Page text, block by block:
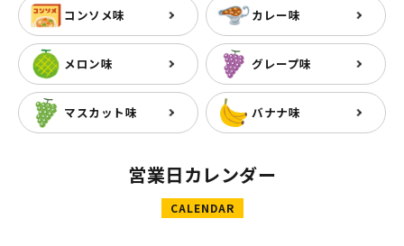
コンソメ味 カレー味
メロン味 グレープ味
マスカット味 バナナ味
営業日カレンダー
CALENDAR